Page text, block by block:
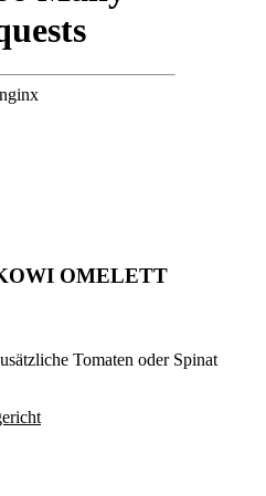
OMELETT
Tomaten oder Spinat